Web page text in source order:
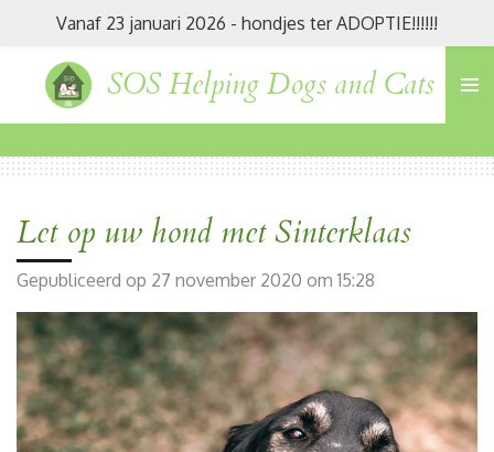
naar
SOS Helping Dogs and Cats
Vanaf 23 januari 2026 - hondjes ter ADOPTIE!!!!!!
Let op uw hond met Sinterklaas
Gepubliceerd op 27 november 2020 om 15:28